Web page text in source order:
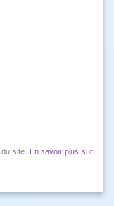
site. En savoir plus sur